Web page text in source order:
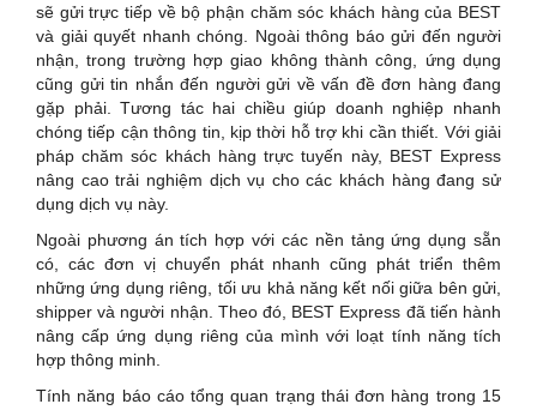
sẽ gửi trực tiếp về bộ phận chăm sóc khách hàng của BEST
và giải quyết nhanh chóng. Ngoài thông báo gửi đến người
nhận, trong trường hợp giao không thành công, ứng dụng
cũng gửi tin nhắn đến người gửi về vấn đề đơn hàng đang
gặp phải. Tương tác hai chiều giúp doanh nghiệp nhanh
chóng tiếp cận thông tin, kịp thời hỗ trợ khi cần thiết. Với giải
pháp chăm sóc khách hàng trực tuyến này, BEST Express
nâng cao trải nghiệm dịch vụ cho các khách hàng đang sử
dụng dịch vụ này.
Ngoài phương án tích hợp với các nền tảng ứng dụng sẵn
có, các đơn vị chuyển phát nhanh cũng phát triển thêm
những ứng dụng riêng, tối ưu khả năng kết nối giữa bên gửi,
shipper và người nhận. Theo đó, BEST Express đã tiến hành
nâng cấp ứng dụng riêng của mình với loạt tính năng tích
hợp thông minh.
Tính năng báo cáo tổng quan trạng thái đơn hàng trong 15